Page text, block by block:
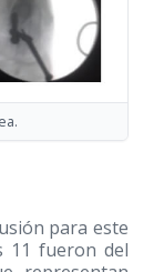
para este
11 fueron del